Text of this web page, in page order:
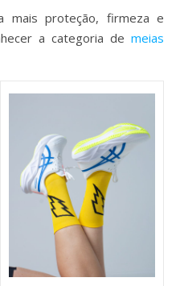
mais proteção, firmeza e
a categoria de meias